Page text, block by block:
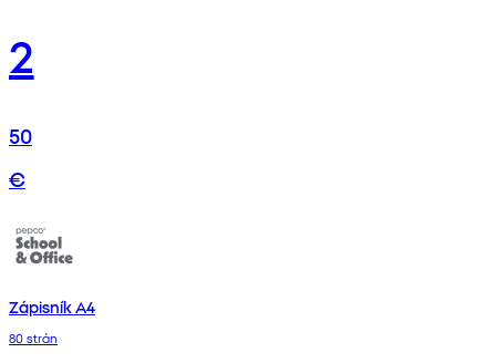
2
50
€
Zápisník A4
80 strán